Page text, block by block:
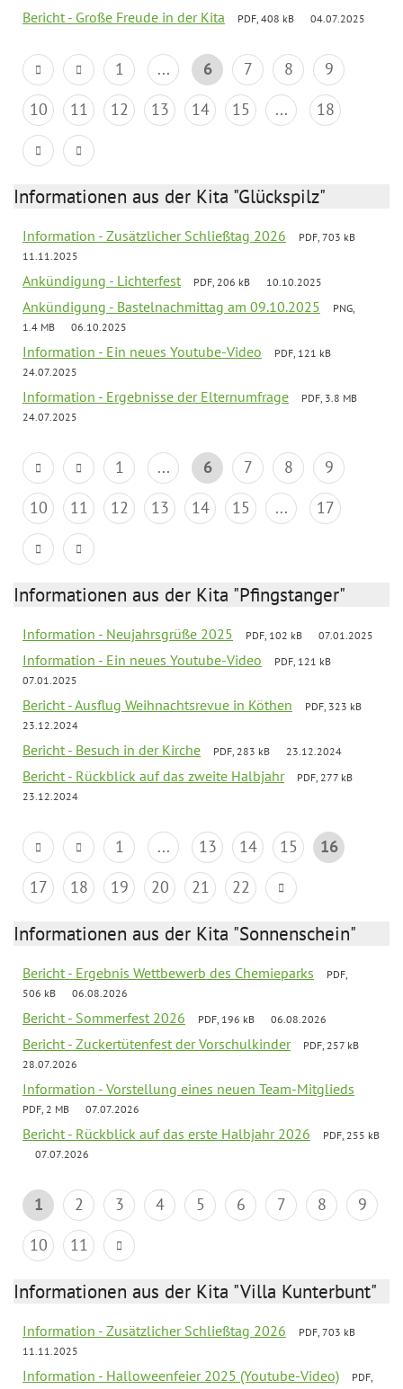
Bericht - Große Freude in der Kita PDF, 408 kB 04.07.2025
1 ... 6 7 8
9
10
11 12 13 14 15 ... 18
Informationen aus der Kita "Glückspilz"
Information - Zusätzlicher Schließtag 2026
PDF, 703 kB
11.11.2025
Ankündigung - Lichterfest PDF, 206 kB 10.10.2025
Ankündigung - Bastelnachmittag am 09.10.2025
PNG,
1.4 MB
06.10.2025
Information - Ein neues Youtube-Video
PDF, 121 kB
24.07.2025
Information - Ergebnisse der Elternumfrage
PDF, 3.8 MB
24.07.2025
1 ... 6 7 8
9
10
11 12 13 14 15 ... 17
Informationen aus der Kita "Pfingstanger"
Information - Neujahrsgrüße 2025 PDF, 102 kB 07.01.2025
Information - Ein neues Youtube-Video
PDF, 121 kB
07.01.2025
Bericht - Ausflug Weihnachtsrevue in Köthen
PDF, 323 kB
23.12.2024
Bericht - Besuch in der Kirche PDF, 283 kB 23.12.2024
Bericht - Rückblick auf das zweite Halbjahr
PDF, 277 kB
23.12.2024
1 ... 13 14 15
16
17
18 19 20 21 22
Informationen aus der Kita "Sonnenschein"
Bericht - Ergebnis Wettbewerb des Chemieparks
PDF,
506 kB
06.08.2026
Bericht - Sommerfest 2026 PDF, 196 kB 06.08.2026
Bericht - Zuckertütenfest der Vorschulkinder
PDF, 257 kB
28.07.2026
Information - Vorstellung eines neuen Team-Mitglieds
PDF, 2 MB 07.07.2026
Bericht - Rückblick auf das erste Halbjahr 2026
PDF, 255 kB
07.07.2026
1 2 3 4 5 6 7 8
9
10
11
Informationen aus der Kita "Villa Kunterbunt"
Information - Zusätzlicher Schließtag 2026
PDF, 703 kB
11.11.2025
Information - Halloweenfeier 2025 (Youtube-Video) PDF,